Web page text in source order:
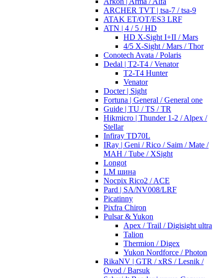
ARCHER TVT | tsa-7 / tsa-9
ATAK ET/OT/ES3 LRF
ATN | 4 / 5 / HD
HD X-Sight I+II / Mars
4/5 X-Sight / Mars / Thor
Conotech Avata / Polaris
Dedal | T2-T4 / Venator
T2-T4 Hunter
Venator
Docter | Sight
Fortuna | General / General one
Guide | TU / TS / TR
Hikmicro | Thunder 1-2 / Alpex /
Stellar
Infiray TD70L
IRay | Geni / Rico / Saim / Mate /
MAH / Tube / XSight
Longot
LM шина
Nocpix Rico2 / ACE
Pard | SA/NV008/LRF
Picatinny
Pixfra Chiron
Pulsar & Yukon
Apex / Trail / Digisight ultra
Talion
Thermion / Digex
Yukon Nordforce / Photon
RikaNV | GTR / xRS / Lesnik /
Ovod / Barsuk